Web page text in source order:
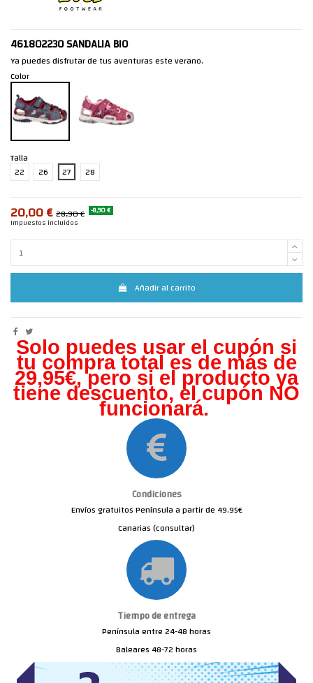
461802230 SANDALIA BIO
Ya puedes disfrutar de tus aventuras este verano.
Color
Talla
22
26 27 28
20,00 € 28,90 € -8,90 €
Impuestos incluidos
Añadir al carrito
Solo puedes usar el cupón si
tu compra total es de más de
29,95€, pero si el producto ya
tiene descuento, el cupón NO
funcionará.
Condiciones
Envíos gratuitos Península a partir de 49.95€
Canarias (consultar)
Tiempo de entrega
Península entre 24-48 horas
Baleares 48-72 horas